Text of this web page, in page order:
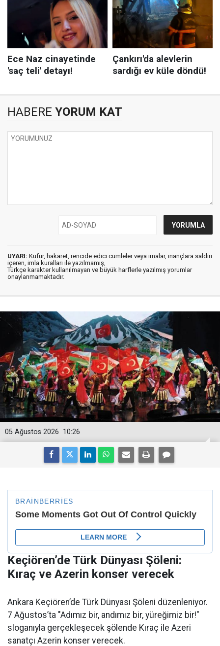
HABERE YORUM KAT
UYARI: Küfür, hakaret, rencide edici cümleler veya imalar, inançlara saldırı
içeren, imla kuralları ile yazılmamış,
Türkçe karakter kullanılmayan ve büyük harflerle yazılmış yorumlar
onaylanmamaktadır.
10:26
05 Ağustos 2026
Keçiören’de Türk Dünyası Şöleni:
Kıraç ve Azerin konser verecek
Ankara Keçiören’de Türk Dünyası Şöleni düzenleniyor.
7 Ağustos’ta "Adımız bir, andımız bir, yüreğimiz bir!"
sloganıyla gerçekleşecek şölende Kıraç ile Azeri
sanatçı Azerin konser verecek.